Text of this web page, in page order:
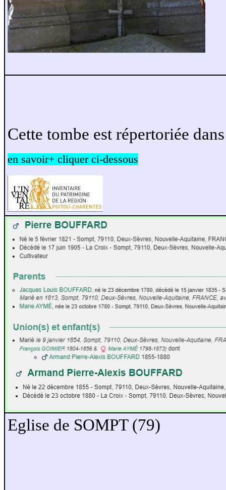
Cette tombe est répertoriée
en savoir+ cliquer ci-dessous
Eglise de SOMPT (79)